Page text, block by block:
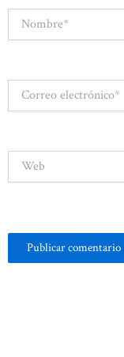
Nombre*
Correo
electrónico*
Web